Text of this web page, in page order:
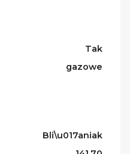
Tak
gazowe
Bli\u017aniak